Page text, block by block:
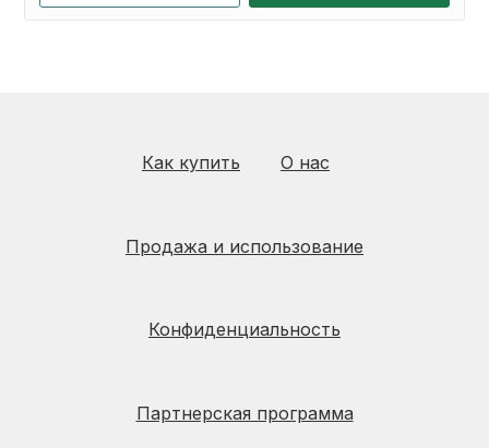
Как купить О нас
Продажа и использование
Конфиденциальность
Партнерская программа